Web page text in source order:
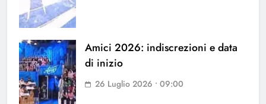
Amici 2026: indiscrezioni e data
di inizio
26 Luglio 2026 • 09:00